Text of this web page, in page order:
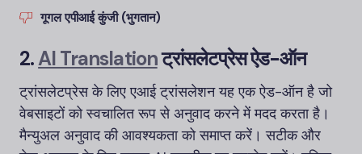
गूगल एपीआई कुंजी (भुगतान)
2.AI Translationट्रांसलेटप्रेस ऐड-ऑन
ट्रांसलेटप्रेस के लिए एआई ट्रांसलेशन यह एक ऐड-ऑन है जो
वेबसाइटों को स्वचालित रूप से अनुवाद करने में मदद करता है।
मैन्युअल अनुवाद की आवश्यकता को समाप्त करें। सटीक और